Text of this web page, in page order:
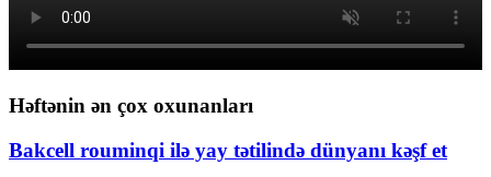
Həftənin ən çox oxunanları
Bakcell rouminqi ilə yay tətilində dünyanı kəşf et